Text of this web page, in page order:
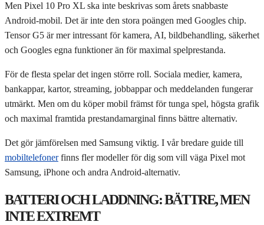
Men Pixel 10 Pro XL ska inte beskrivas som årets snabbaste
Android-mobil. Det är inte den stora poängen med Googles chip.
Tensor G5 är mer intressant för kamera, AI, bildbehandling, säkerhet
och Googles egna funktioner än för maximal spelprestanda.
För de flesta spelar det ingen större roll. Sociala medier, kamera,
bankappar, kartor, streaming, jobbappar och meddelanden fungerar
utmärkt. Men om du köper mobil främst för tunga spel, högsta grafik
och maximal framtida prestandamarginal finns bättre alternativ.
Det gör jämförelsen med Samsung viktig. I vår bredare guide till
mobiltelefonerfinns fler modeller för dig som vill väga Pixel mot
Samsung, iPhone och andra Android-alternativ.
BATTERI OCH LADDNING: BÄTTRE, MEN
INTE EXTREMT